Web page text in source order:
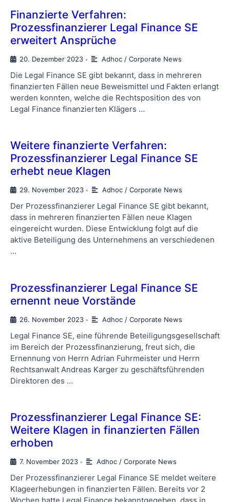
Finanzierte Verfahren:
Prozessfinanzierer Legal Finance SE
erweitert Ansprüche
20. Dezember 2023 • Adhoc / Corporate News
Die Legal Finance SE gibt bekannt, dass in mehreren
finanzierten Fällen neue Beweismittel und Fakten erlangt
werden konnten, welche die Rechtsposition des von
Legal Finance finanzierten Klägers …
Weitere finanzierte Verfahren:
Prozessfinanzierer Legal Finance SE
erhebt neue Klagen
29. November 2023 • Adhoc / Corporate News
Der Prozessfinanzierer Legal Finance SE gibt bekannt,
dass in mehreren finanzierten Fällen neue Klagen
eingereicht wurden. Diese Entwicklung folgt auf die
aktive Beteiligung des Unternehmens an verschiedenen
…
Prozessfinanzierer Legal Finance SE
ernennt neue Vorstände
26. November 2023 • Adhoc / Corporate News
Legal Finance SE, eine führende Beteiligungsgesellschaft
im Bereich der Prozessfinanzierung, freut sich, die
Ernennung von Herrn Adrian Fuhrmeister und Herrn
Rechtsanwalt Andreas Karger zu geschäftsführenden
Direktoren des …
Prozessfinanzierer Legal Finance SE:
Weitere Klagen in finanzierten Fällen
erhoben
7. November 2023 • Adhoc / Corporate News
Der Prozessfinanzierer Legal Finance SE meldet weitere
Klageerhebungen in finanzierten Fällen. Bereits vor 2